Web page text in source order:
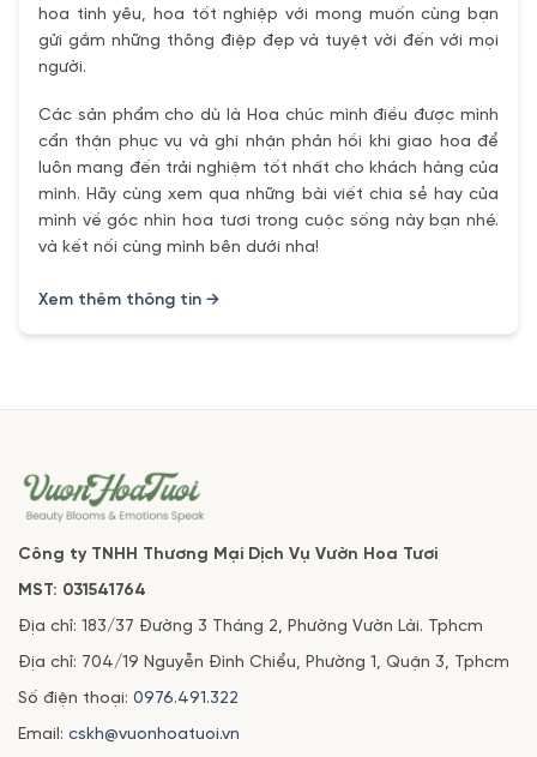
hoa tình yêu, hoa tốt nghiệp với mong muốn cùng bạn
gửi gắm những thông điệp đẹp và tuyệt vời đến với mọi
người.
Các sản phẩm cho dù là Hoa chúc mình điều được mình
cẩn thận phục vụ và ghi nhận phản hồi khi giao hoa để
luôn mang đến trải nghiệm tốt nhất cho khách hàng của
mình. Hãy cùng xem qua những bài viết chia sẻ hay của
mình về góc nhìn hoa tươi trong cuộc sống này bạn nhé.
và kết nối cùng mình bên dưới nha!
Xem thêm thông tin →
Công ty TNHH Thương Mại Dịch Vụ Vườn Hoa Tươi
MST: 031541764
Địa chỉ: 183/37 Đường 3 Tháng 2, Phường Vườn Lài. Tphcm
Địa chỉ: 704/19 Nguyễn Đình Chiểu, Phường 1, Quận 3, Tphcm
Số điện thoại: 0976.491.322
Email: cskh@vuonhoatuoi.vn